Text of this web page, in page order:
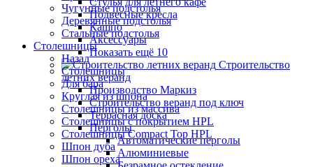
Подвесные кресла
Кашпо
Аксессуары
Показать ещё 10
Строительство
летних веранд
Производство Маркиз
Строительство веранд под ключ
Террасная доска
Перголы
Автоматические перголы
Алюминиевые
Чугунные подстолья
Деревянные подстолья
Стальные подстолья
Столешницы
Назад
Столешницы
Для бара
Круглая из шпона
Столешницы из массива
Столешницы с покрытием HPL
Столешницы Сompact Top HPL
Шпон дуба
Шпон ореха